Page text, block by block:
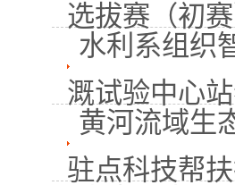
选拔赛（初
水利系组织
溉试验中心
黄河流域生
驻点科技帮